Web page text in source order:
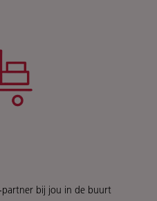
partner bij jou in de buurt